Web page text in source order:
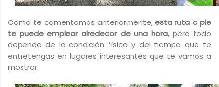
Como te comentamos anteriormente,esta ruta a pie
te puede emplear alrededor de una hora, pero todo
depende de la condición física y del tiempo que te
entretengas en lugares interesantes que te vamos a
mostrar.